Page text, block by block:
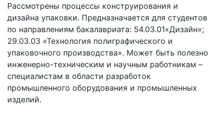
Рассмотрены процессы конструирования и
дизайна упаковки. Предназначается для студентов
по направлениям бакалавриата: 54.03.01«Дизайн»;
29.03.03 «Технология полиграфического и
упаковочного производства». Может быть полезно
инженерно-техническим и научным работникам –
специалистам в области разработок
промышленного оборудования и промышленных
изделий.